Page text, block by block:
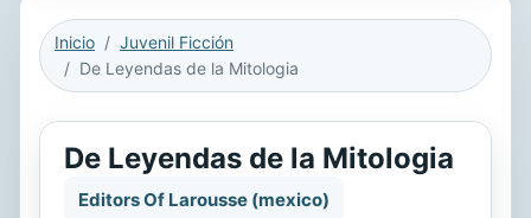
Inicio
Juvenil Ficción
De Leyendas de la Mitologia
De Leyendas de la Mitologia
Editors Of Larousse (mexico)